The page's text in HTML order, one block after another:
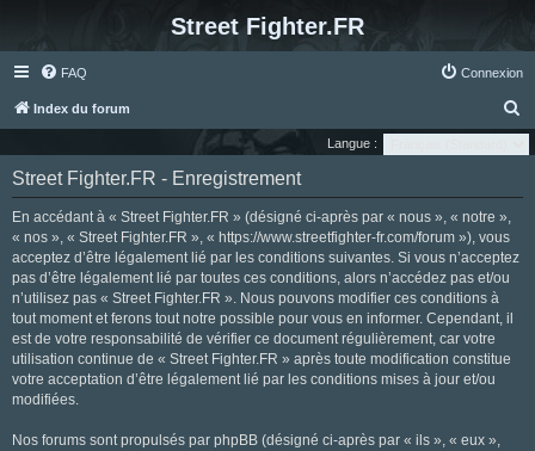
Street Fighter.FR
FAQ Connexion
Index du forum
e
Langue :
Street Fighter.FR - Enregistrement
En accédant à « Street Fighter.FR » (désigné ci-après par « nous », « notre »,
« nos », « Street Fighter.FR », « https://www.streetfighter-fr.com/forum »), vous
acceptez d’être légalement lié par les conditions suivantes. Si vous n’acceptez
pas d’être légalement lié par toutes ces conditions, alors n’accédez pas et/ou
n’utilisez pas « Street Fighter.FR ». Nous pouvons modifier ces conditions à
tout moment et ferons tout notre possible pour vous en informer. Cependant, il
est de votre responsabilité de vérifier ce document régulièrement, car votre
utilisation continue de « Street Fighter.FR » après toute modification constitue
votre acceptation d’être légalement lié par les conditions mises à jour et/ou
modifiées.
Nos forums sont propulsés par phpBB (désigné ci-après par « ils », « eux »,